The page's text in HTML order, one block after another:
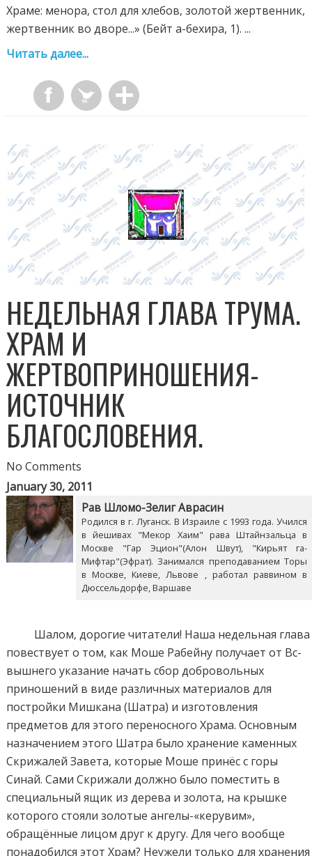
Храме: менора, стол для хлебов, золотой жертвенник,
жертвенник во дворе...» (Бейт а-бехира, 1). ...
Читать далее...
НЕДЕЛЬНАЯ ГЛАВА ТРУМА.
ХРАМ И
ЖЕРТВОПРИНОШЕНИЯ-
ИСТОЧНИК
БЛАГОСЛОВЕНИЯ.
No Comments
January 30, 2011
Рав Шломо-Зелиг Аврасин
Родился в г. Луганск. В Израиле с 1993 года. Учился
в йешивах "Мекор Хаим" рава Штайнзальца в
Москве "Гар Эцион"(Алон Швут), "Кирьят га-
Мифтар"(Эфрат). Занимался преподаванием Торы
в Москве, Киеве, Львове , работал раввином в
Дюссельдорфе, Варшаве
Шалом, дорогие читатели! Наша недельная глава
повествует о том, как Моше Рабейну получает от Вс-
вышнего указание начать сбор добровольных
приношений в виде различных материалов для
постройки Мишкана (Шатра) и изготовления
предметов для этого переносного Храма. Основным
назначением этого Шатра было хранение каменных
Скрижалей Завета, которые Моше принёс с горы
Синай. Сами Скрижали должно было поместить в
специальный ящик из дерева и золота, на крышке
которого стояли золотые ангелы-«керувим»,
обращённые лицом друг к другу. Для чего вообще
понадобился этот Храм? Неужели только для хранения